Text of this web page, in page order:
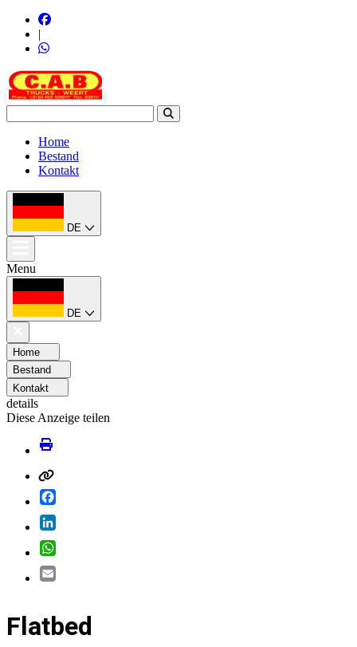
|
Home
Bestand
Kontakt
DE
Menu
DE
Home
Bestand
Kontakt
details
Diese Anzeige teilen
Flatbed